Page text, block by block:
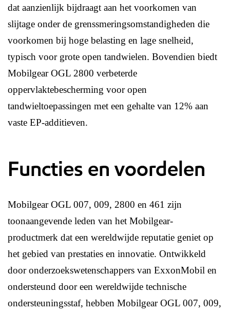
dat aanzienlijk bijdraagt ​​aan het voorkomen van
slijtage onder de grenssmeringsomstandigheden die
voorkomen bij hoge belasting en lage snelheid,
typisch voor grote open tandwielen. Bovendien biedt
Mobilgear OGL 2800 verbeterde
oppervlaktebescherming voor open
tandwieltoepassingen met een gehalte van 12% aan
vaste EP-additieven.
Functies en voordelen
Mobilgear OGL 007, 009, 2800 en 461 zijn
toonaangevende leden van het Mobilgear-
productmerk dat een wereldwijde reputatie geniet op
het gebied van prestaties en innovatie. Ontwikkeld
door onderzoekswetenschappers van ExxonMobil en
ondersteund door een wereldwijde technische
ondersteuningsstaf, hebben Mobilgear OGL 007, 009,